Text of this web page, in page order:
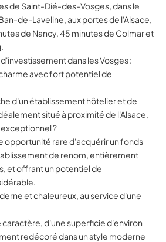
de Saint-Dié-des-Vosges, dans le
de-Laveline, aux portes de l'Alsace,
de Nancy, 45 minutes de Colmar et
dans les Vosges :
avec fort potentiel de
d'un établissement hôtelier et de
situé à proximité de l'Alsace,
?
opportunité rare d'acquérir un fonds
de renom, entièrement
et offrant un potentiel de
et chaleureux, au service d'une
d'une superficie d'environ
redécoré dans un style moderne